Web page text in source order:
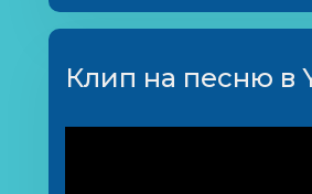
Клип на песню в